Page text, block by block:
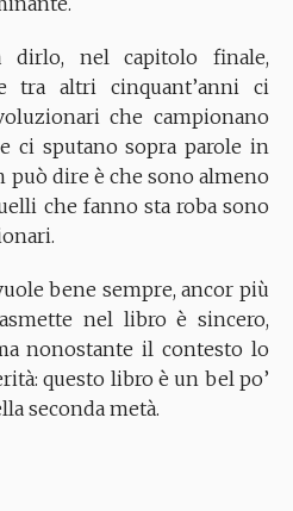
dirlo, nel capitolo finale,
tra altri cinquant’anni ci
che campionano
ci sputano sopra parole in
può dire è che sono almeno
che fanno sta roba sono
bene sempre, ancor più
nel libro è sincero,
nonostante il contesto lo
questo libro è un bel po’
seconda metà.